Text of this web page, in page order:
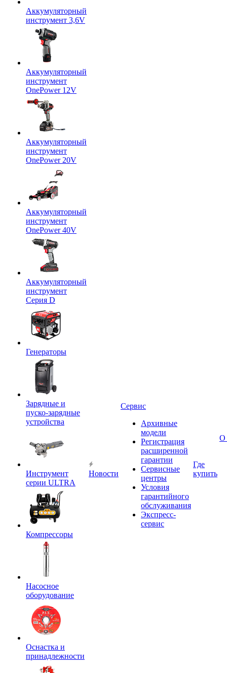
Аккумуляторный
инструмент 3,6V
Аккумуляторный
инструмент
OnePower 12V
Аккумуляторный
инструмент
OnePower 20V
Аккумуляторный
инструмент
OnePower 40V
Аккумуляторный
инструмент
Серия D
Генераторы
Зарядные и
пуско-зарядные
устройства
Инструмент
серии ULTRA
Компрессоры
Насосное
оборудование
Оснастка и
принадлежности
Новости
Сервис
Архивные
модели
Регистрация
расширенной
гарантии
Сервисные
центры
Условия
гарантийного
обслуживания
Экспресс-
сервис
Где
купить
О